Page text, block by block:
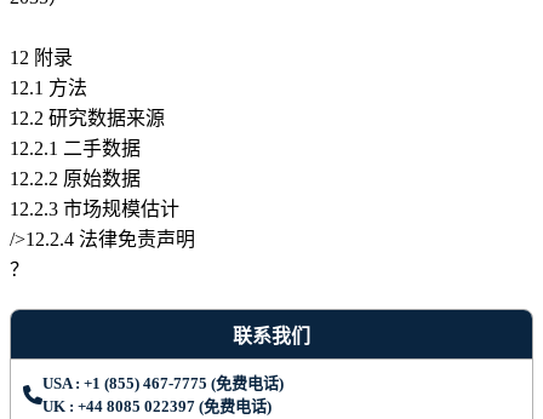
12 附录
12.1 方法
12.2 研究数据来源
12.2.1 二手数据
12.2.2 原始数据
12.2.3 市场规模估计
/>12.2.4 法律免责声明
？
联系我们
USA : +1 (855) 467-7775 (免费电话)
UK : +44 8085 022397 (免费电话)